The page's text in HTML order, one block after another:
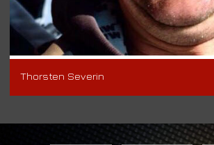
Thorsten Severin